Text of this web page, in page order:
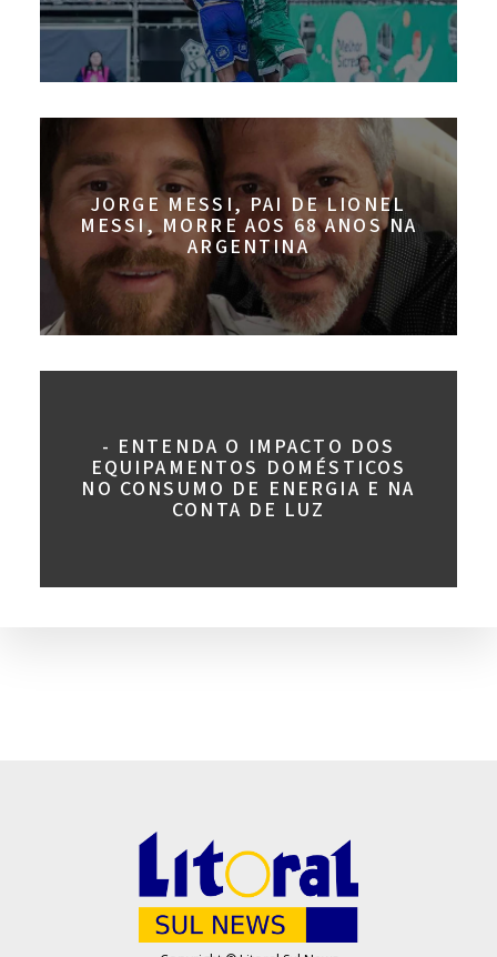
JORGE MESSI, PAI DE LIONEL
MESSI, MORRE AOS 68 ANOS NA
ARGENTINA
- ENTENDA O IMPACTO DOS
EQUIPAMENTOS DOMÉSTICOS
NO CONSUMO DE ENERGIA E NA
CONTA DE LUZ